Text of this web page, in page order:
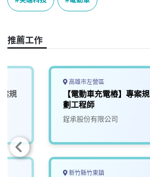
b
o
k
a
e
n
k
推薦工作
規
高雄市左營區
【電動車充電樁】專案規
劃工程師
鋥承股份有限公司
新竹縣竹東鎮